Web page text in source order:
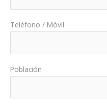
Teléfono / Móvil
Población